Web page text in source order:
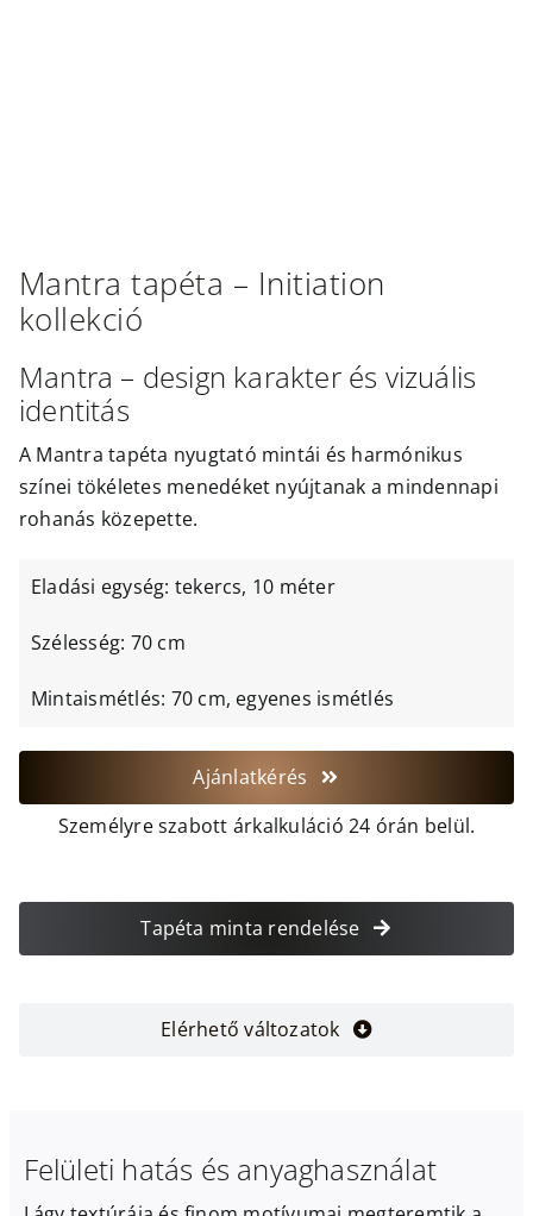
Mantra tapéta – Initiation
kollekció
Mantra – design karakter és vizuális
identitás
A Mantra tapéta nyugtató mintái és harmónikus
színei tökéletes menedéket nyújtanak a mindennapi
rohanás közepette.
Eladási egység: tekercs, 10 méter
Szélesség: 70 cm
Mintaismétlés: 70 cm, egyenes ismétlés
Ajánlatkérés
Személyre szabott árkalkuláció 24 órán belül.
Tapéta minta rendelése
Elérhető változatok
Felületi hatás és anyaghasználat